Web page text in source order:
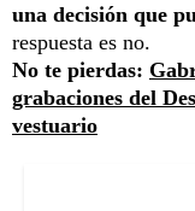
una decisión que
respuesta es no.
No te pierdas:
grabaciones del
vestuario